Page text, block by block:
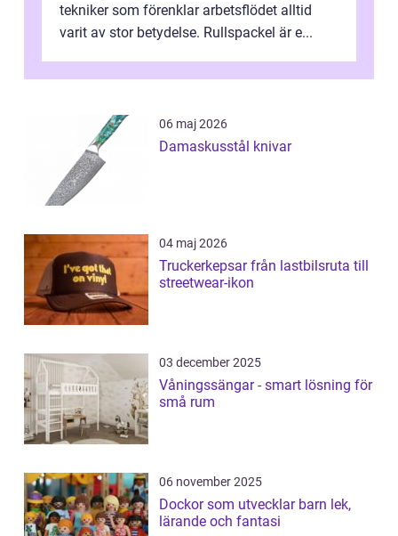
tekniker som förenklar arbetsflödet alltid
varit av stor betydelse. Rullspackel är e...
06 maj 2026
Damaskusstål knivar
04 maj 2026
Truckerkepsar från lastbilsruta till
streetwear-ikon
03 december 2025
Våningssängar - smart lösning för
små rum
06 november 2025
Dockor som utvecklar barn lek,
lärande och fantasi